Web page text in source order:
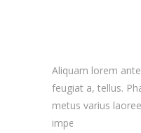
Aliquam lorem
feugiat a, tellus.
metus varius
imperdiet. Etiam